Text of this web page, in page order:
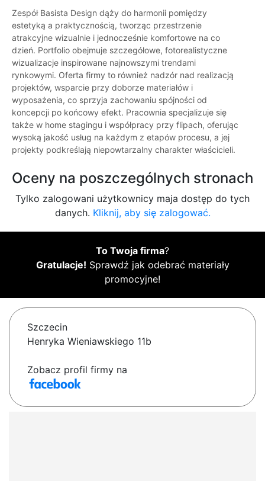
Zespół Basista Design dąży do harmonii pomiędzy
estetyką a praktycznością, tworząc przestrzenie
atrakcyjne wizualnie i jednocześnie komfortowe na co
dzień. Portfolio obejmuje szczegółowe, fotorealistyczne
wizualizacje inspirowane najnowszymi trendami
rynkowymi. Oferta firmy to również nadzór nad realizacją
projektów, wsparcie przy doborze materiałów i
wyposażenia, co sprzyja zachowaniu spójności od
koncepcji po końcowy efekt. Pracownia specjalizuje się
także w home stagingu i współpracy przy flipach, oferując
wysoką jakość usług na każdym z etapów procesu, a jej
projekty podkreślają niepowtarzalny charakter właścicieli.
Oceny na poszczególnych stronach
Tylko zalogowani użytkownicy maja dostęp do tych
danych. Kliknij, aby się zalogować.
To Twoja firma?
Gratulacje! Sprawdź jak odebrać materiały
promocyjne!
Szczecin
Henryka Wieniawskiego 11b
Zobacz profil firmy na